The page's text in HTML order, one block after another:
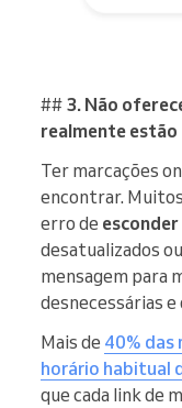
## 3. Não
realmente estão
Ter marcações
encontrar.
erro de esconder
desatualizados
mensagem para
desnecessárias
Mais de 40% das
horário habitual
que cada link de